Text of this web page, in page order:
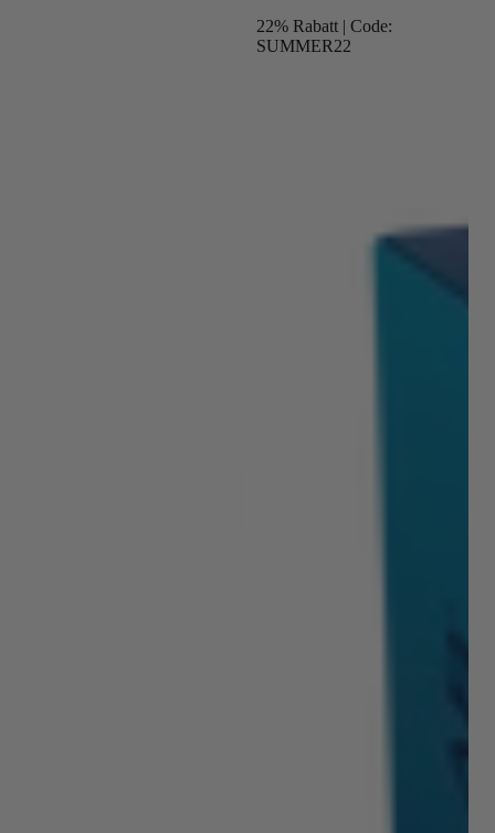
22% Rabatt | Code:
SUMMER22